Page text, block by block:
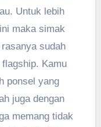
Untuk lebih
maka simak
sudah
Kamu
ponsel yang
juga dengan
memang tidak